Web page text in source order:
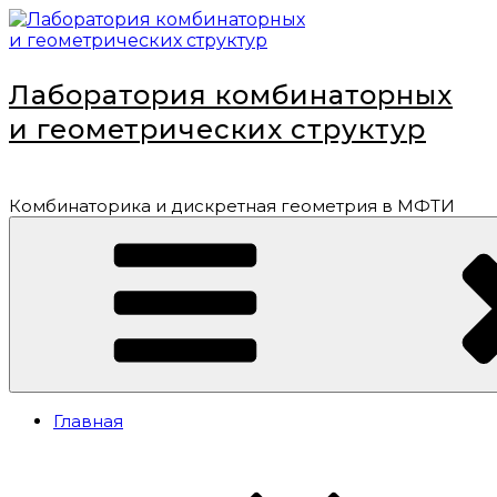
Перейти
к
Лаборатория комбинаторных
и геометрических структур
Комбинаторика и дискретная геометрия в МФТИ
Главная